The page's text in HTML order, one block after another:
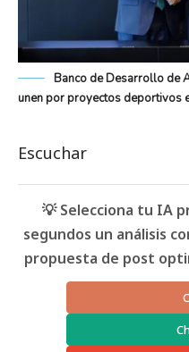
Banco de Desarrollo de
unen por proyectos deportivos
Escuchar
💡 Selecciona tu IA
segundos un análisis
propuesta de post